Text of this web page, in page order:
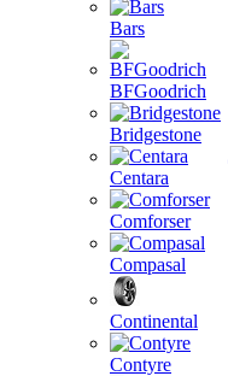
Bars
BFGoodrich
Bridgestone
Centara
Comforser
Compasal
Continental
Contyre